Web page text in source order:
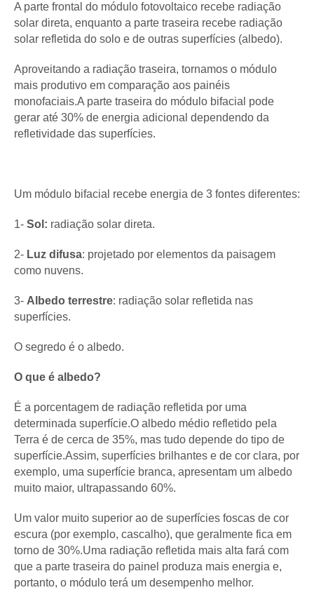
A parte frontal do módulo fotovoltaico recebe radiação
solar direta, enquanto a parte traseira recebe radiação
solar refletida do solo e de outras superfícies (albedo).
Aproveitando a radiação traseira, tornamos o módulo
mais produtivo em comparação aos painéis
monofaciais.A parte traseira do módulo bifacial pode
gerar até 30% de energia adicional dependendo da
refletividade das superfícies.
Um módulo bifacial recebe energia de 3 fontes diferentes:
1- Sol: radiação solar direta.
2- Luz difusa: projetado por elementos da paisagem
como nuvens.
3- Albedo terrestre: radiação solar refletida nas
superfícies.
O segredo é o albedo.
O que é albedo?
É a porcentagem de radiação refletida por uma
determinada superfície.O albedo médio refletido pela
Terra é de cerca de 35%, mas tudo depende do tipo de
superfície.Assim, superfícies brilhantes e de cor clara, por
exemplo, uma superfície branca, apresentam um albedo
muito maior, ultrapassando 60%.
Um valor muito superior ao de superfícies foscas de cor
escura (por exemplo, cascalho), que geralmente fica em
torno de 30%.Uma radiação refletida mais alta fará com
que a parte traseira do painel produza mais energia e,
portanto, o módulo terá um desempenho melhor.